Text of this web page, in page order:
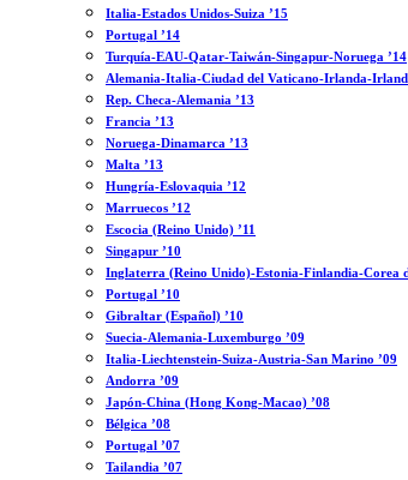
Italia-Estados Unidos-Suiza ’15
Portugal ’14
Turquía-EAU-Qatar-Taiwán-Singapur-Noruega ’14
Alemania-Italia-Ciudad del Vaticano-Irlanda-
Rep. Checa-Alemania ’13
Francia ’13
Noruega-Dinamarca ’13
Malta ’13
Hungría-Eslovaquia ’12
Marruecos ’12
Escocia (Reino Unido) ’11
Singapur ’10
Inglaterra (Reino Unido)-Estonia-Finlandia-Corea
Portugal ’10
Gibraltar (Español) ’10
Suecia-Alemania-Luxemburgo ’09
Italia-Liechtenstein-Suiza-Austria-San Marino ’09
Andorra ’09
Japón-China (Hong Kong-Macao) ’08
Bélgica ’08
Portugal ’07
Tailandia ’07